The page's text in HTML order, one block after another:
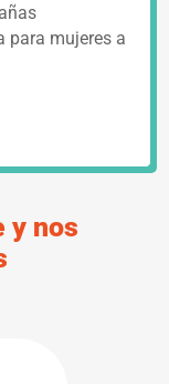
y nos
para mujeres a